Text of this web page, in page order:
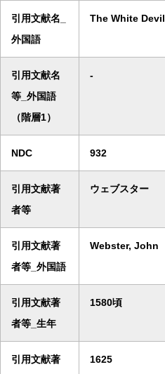
引用文献名_
外国語
The White Devil
引用文献名
等_外国語
（階層1）
-
NDC 932
引用文献著
者等
ウェブスター
引用文献著
者等_外国語
Webster, John
引用文献著
者等_生年
1580頃
引用文献著
1625